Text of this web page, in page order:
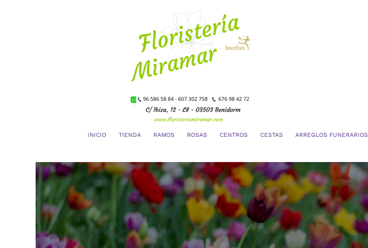
INICIO TIENDA RAMOS ROSAS CENTROS CESTAS ARREGLOS FUNERARIOS